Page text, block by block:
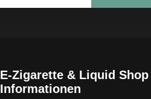
E-Zigarette & Liquid Shop
Informationen